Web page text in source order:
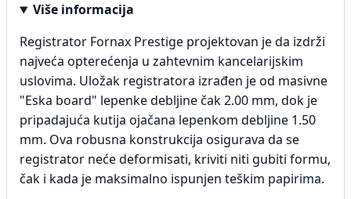
Više informacija
Registrator Fornax Prestige projektovan je da izdrži
najveća opterećenja u zahtevnim kancelarijskim
uslovima. Uložak registratora izrađen je od masivne
"Eska board" lepenke debljine čak 2.00 mm, dok je
pripadajuća kutija ojačana lepenkom debljine 1.50
mm. Ova robusna konstrukcija osigurava da se
registrator neće deformisati, kriviti niti gubiti formu,
čak i kada je maksimalno ispunjen teškim papirima.